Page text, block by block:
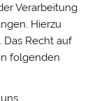
Verarbeitung
Hierzu
Das Recht auf
folgenden